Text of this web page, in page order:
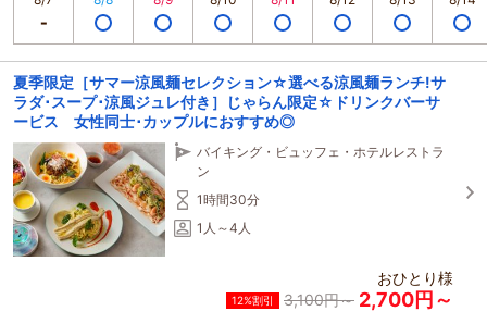
夏季限定［サマー涼風麺セレクション☆選べる涼風麺ランチ!サ
ラダ･スープ･涼風ジュレ付き］じゃらん限定☆ドリンクバーサ
ービス 女性同士･カップルにおすすめ◎
バイキング・ビュッフェ・ホテルレストラ
ン
1時間30分
1人～4人
おひとり様
12%割引 3,100円～ 2,700円～